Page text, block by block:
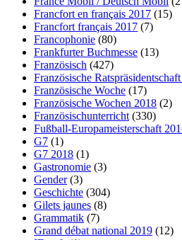
Francfort en français 2017 (15)
Francfort français 2017 (7)
Francophonie (80)
Frankfurter Buchmesse (13)
Französisch (427)
Französische
Französische Woche (17)
Französische Wochen 2018 (2)
Französischunterricht (330)
Fußball-Europameisterschaft
G7 (1)
G7 2018 (1)
Gastronomie (3)
Gender(3)
Geschichte (304)
Gilets jaunes (8)
Grammatik (7)
Grand débat national 2019 (12)